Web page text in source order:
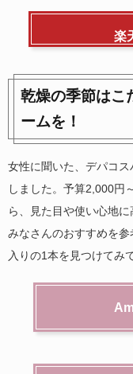
楽
乾燥の季節はこ
ームを！
女性に聞いた、デパコ
しました。予算2,000円
ら、見た目や使い心地
みなさんのおすすめを
入りの1本を見つけてみ